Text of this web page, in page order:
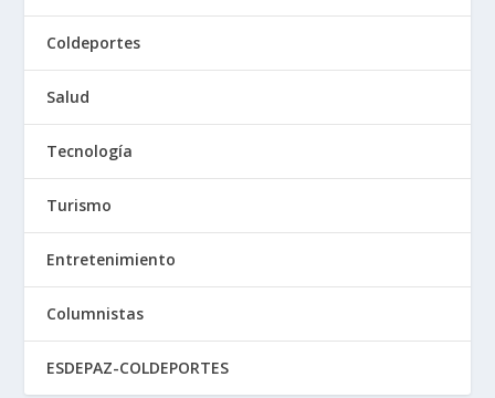
Coldeportes
Salud
Tecnología
Turismo
Entretenimiento
Columnistas
ESDEPAZ-COLDEPORTES